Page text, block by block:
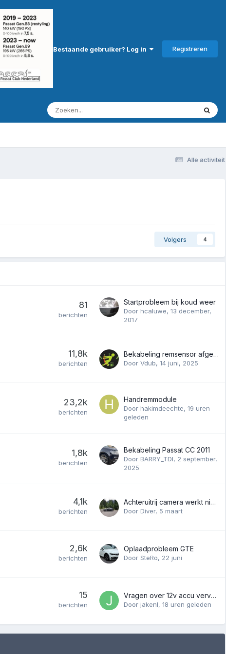
Bestaande gebruiker? Log in Registreren
Alle activiteit
Volgers 4
81
berichten
Startprobleem bij koud weer
Door hcaluwe, 13 december,
2017
11,8k
berichten
Bekabeling remsensor afgebroken in mantelkabel..
Door Vdub, 14 juni, 2025
23,2k
berichten
Handremmodule
Door hakimdeechte, 19 uren
geleden
1,8k
berichten
Bekabeling Passat CC 2011
Door BARRY_TDI, 2 september,
2025
4,1k
berichten
Achteruitrij camera werkt niet meer
Door Diver, 5 maart
2,6k
berichten
Oplaadprobleem GTE
Door SteRo, 22 juni
15
berichten
Vragen over 12v accu vervangen GTE
Door jakenl, 18 uren geleden